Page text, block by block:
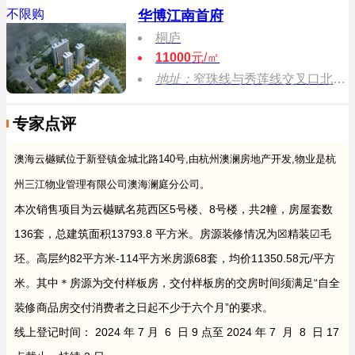
不限购 华博江南首府
桐庐
11000元/㎡
地址： 窄珠线与秀莲线交叉口北侧约400米处
专家点评
澳海云樾赋位于新登镇金城北路140号,由杭州澳澜房地产开发,物业是杭
州三江物业管理有限公司澳海澜庭分公司。
本次销售项目为云樾赋名苑西区5号楼、8号楼，共2幢，房屋套数
136套，总建筑面积13793.8 平方米。房源装修情况为☒精装☑毛
坯。高层约82平方米-114平方米房源68套，均价11350.58元/平方
米。其中＊房源为交付样板房，交付样板房的交房时间须满足“自全
装修商品房交付消费者之日起不少于六个月”的要求。
线上登记时间： 2024 年 7 月 6 日 9 点至 2024 年 7 月 8 日 17